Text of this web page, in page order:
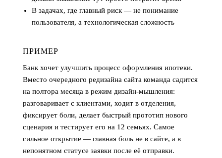
В задачах, где главный риск — не понимание
пользователя, а технологическая сложность
ПРИМЕР
Банк хочет улучшить процесс оформления ипотеки.
Вместо очередного редизайна сайта команда садится
на полтора месяца в режим дизайн-мышления:
разговаривает с клиентами, ходит в отделения,
фиксирует боли, делает быстрый прототип нового
сценария и тестирует его на 12 семьях. Самое
сильное открытие — главная боль не в сайте, а в
непонятном статусе заявки после её отправки.